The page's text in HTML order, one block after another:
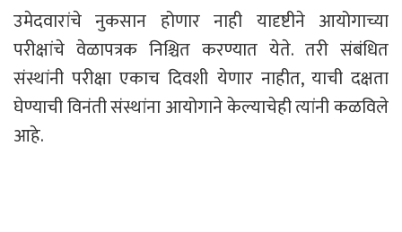
उमेदवारांचे नुकसान होणार नाही यादृष्टीने आयोगाच्या
परीक्षांचे वेळापत्रक निश्चित करण्यात येते. तरी संबंधित
संस्थांनी परीक्षा एकाच दिवशी येणार नाहीत, याची दक्षता
घेण्याची विनंती संस्थांना आयोगाने केल्याचेही त्यांनी कळविले
आहे.